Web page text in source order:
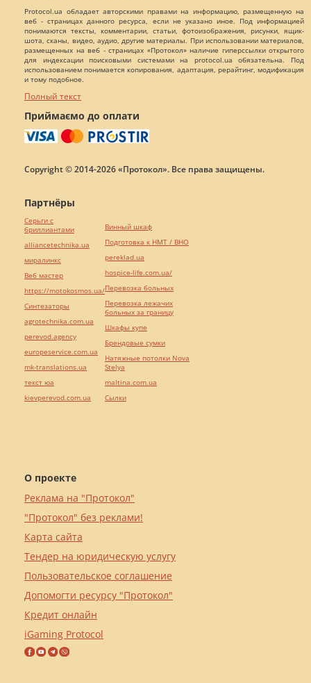
Protocol.ua обладает авторскими правами на информацию, размещенную на
веб - страницах данного ресурса, если не указано иное. Под информацией
понимаются тексты, комментарии, статьи, фотоизображения, рисунки, ящик-
шота, сканы, видео, аудио, другие материалы. При использовании материалов,
размещенных на веб - страницах «Протокол» наличие гиперссылки открытого
для индексации поисковыми системами на protocol.ua обязательна. Под
использованием понимается копирования, адаптация, рерайтинг, модификация
и тому подобное.
Полный текст
Приймаємо до оплати
Copyright © 2014-2026 «Протокол». Все права защищены.
О проекте
Реклама на "Протокол"
"Протокол" без реклами!
Карта сайта
Тендер на юридическую услугу
Пользовательское соглашение
Допомогти ресурсу "Протокол"
Кредит онлайн
iGaming Protocol
Партнёры
Серьги с
бриллиантами
alliancetechnika.ua
миралинкс
Веб мастер
https://motokosmos.ua/
Синтезаторы
agrotechnika.com.ua
perevod.agency
europeservice.com.ua
mk-translations.ua
текст юа
kievperevod.com.ua
Винный шкаф
Подготовка к НМТ / ВНО
pereklad.ua
hospice-life.com.ua/
Перевозка больных
Перевозка лежачих
больных за границу
Шкафы купе
Брендовые сумки
Натяжные потолки Nova
Stelya
maltina.com.ua
Cылки